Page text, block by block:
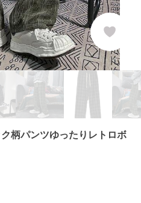
柄パンツゆったりレトロボ